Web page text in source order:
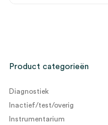
Product categorieën
Diagnostiek
Inactief/test/overig
Instrumentarium